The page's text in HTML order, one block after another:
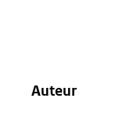
Auteur